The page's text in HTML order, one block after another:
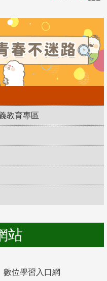
教育專區
站
數位學習入口網